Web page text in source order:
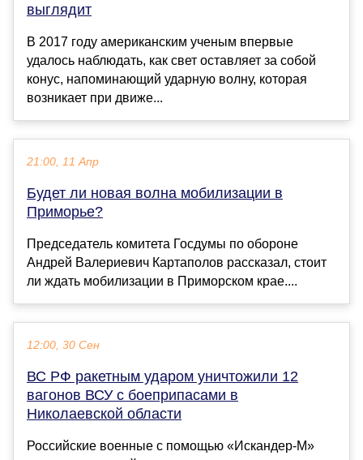
выглядит
В 2017 году американским ученым впервые
удалось наблюдать, как свет оставляет за собой
конус, напоминающий ударную волну, которая
возникает при движе...
21:00, 11 Апр
Будет ли новая волна мобилизации в
Приморье?
Председатель комитета Госдумы по обороне
Андрей Валериевич Картаполов рассказал, стоит
ли ждать мобилизации в Приморском крае....
12:00, 30 Сен
ВС РФ ракетным ударом уничтожили 12
вагонов ВСУ с боеприпасами в
Николаевской области
Российские военные с помощью «Искандер-М»